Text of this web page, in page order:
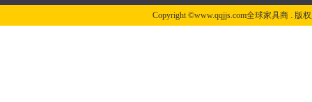
Copyright ©www.qqjjs.com全球家具商 . 版